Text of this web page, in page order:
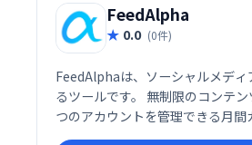
FeedAlpha
0.0 (0件)
FeedAlphaは、ソーシャルメディ
るツールです。 無制限のコンテ
つのアカウントを管理できる月間
の計画とスケジュールが可能です